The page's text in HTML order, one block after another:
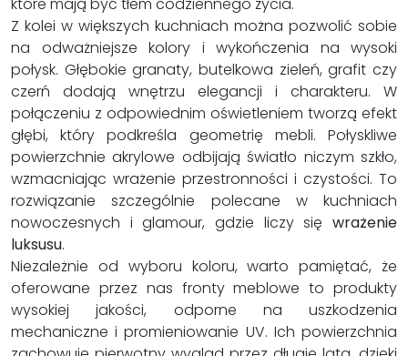
Z kolei w większych kuchniach można pozwolić sobie
na odważniejsze kolory i wykończenia na wysoki
połysk. Głębokie granaty, butelkowa zieleń, grafit czy
czerń dodają wnętrzu elegancji i charakteru. W
połączeniu z odpowiednim oświetleniem tworzą efekt
głębi, który podkreśla geometrię mebli. Połyskliwe
powierzchnie akrylowe odbijają światło niczym szkło,
wzmacniając wrażenie przestronności i czystości. To
rozwiązanie szczególnie polecane w kuchniach
nowoczesnych i glamour, gdzie liczy się wrażenie
luksusu.
Niezależnie od wyboru koloru, warto pamiętać, że
oferowane przez nas fronty meblowe to produkty
wysokiej jakości, odporne na uszkodzenia
mechaniczne i promieniowanie UV. Ich powierzchnia